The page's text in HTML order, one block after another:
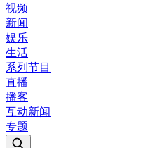
视频
新闻
娱乐
生活
系列节目
直播
播客
互动新闻
专题